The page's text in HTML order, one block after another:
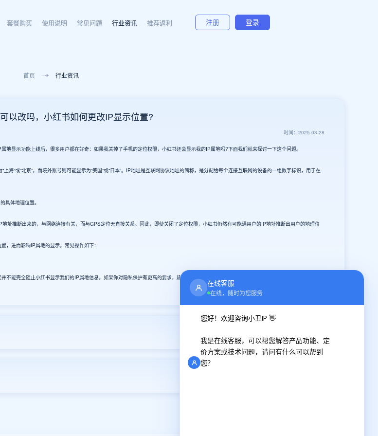
套餐购买 使用说明 常见问题 行业资讯 推荐返利 注册 登录
首页 行业资讯
以改吗，小红书如何更改IP显示位置?
时间：2025-03-28
示功能上线后，很多用户都在好奇：如果我关掉了手机的定位权限，小红书还会显示我的IP属地吗?下面我们就来探讨一下这个问题。
”或“北京”，而境外账号则可能显示为“美国”或“日本”。IP地址是互联网协议地址的简称，是分配给每个连接互联网的设备的一组数字标识，用于在
具体地理位置。
推断出来的，与网络连接有关，而与GPS定位无直接关系。因此，即使关闭了定位权限，小红书仍然有可能通用户的IP地址推断出用户的地理位
进而影响IP属地的显示。常见操作如下：
完全阻止小红书显示我们的IP属地信息。如果你对隐私保护有更高的要求，建议你在使用任何社交媒体应用时都仔细阅读其隐私政策，并根据自
在线客服
在线，随时为您服务
您好！欢迎咨询小丑IP 👋
我是在线客服，可以帮您解答产品功能、定
价方案或技术问题，请问有什么可以帮到
您？